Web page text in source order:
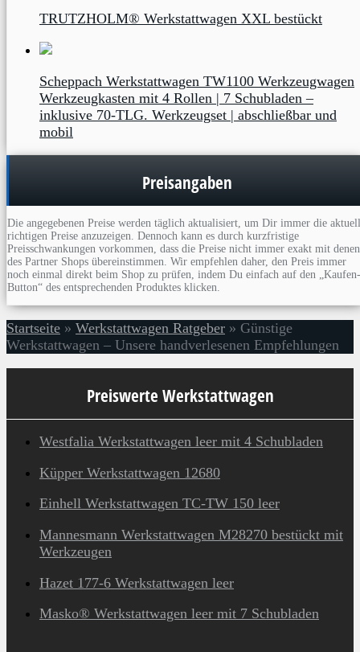
TRUTZHOLM® Werkstattwagen XXL bestückt
Scheppach Werkstattwagen TW1100 Werkzeugwagen
Werkzeugkasten mit 4 Rollen | 7 Schubladen –
inklusive 70-TLG. Werkzeugset | abschließbar und
mobil
Preisangaben
Die angegebenen Preise werden täglich aktualisiert, um Dir immer die aktuell
richtigen Preise anzuzeigen. Dennoch kann es durch kurzfristige
Preisschwankungen vorkommen, dass die Preise nicht immer exakt mit denen
des Partner Shops übereinstimmen. Wir empfehlen daher, den Preis immer
noch einmal direkt beim Shop zu prüfen, indem Du einfach auf den „Kaufen-
Button“ des entsprechenden Produktes klicken.
Startseite » Werkstattwagen Ratgeber » Günstige
Werkstattwagen – Unsere handverlesenen Empfehlungen
Preiswerte Werkstattwagen
Westfalia Werkstattwagen leer mit 4 Schubladen
Küpper Werkstattwagen 12680
Einhell Werkstattwagen TC-TW 150 leer
Mannesmann Werkstattwagen M28270 bestückt mit
Werkzeugen
Hazet 177-6 Werkstattwagen leer
Masko® Werkstattwagen leer mit 7 Schubladen